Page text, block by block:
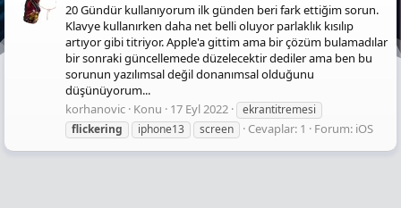
20 Gündür kullanıyorum ilk günden beri fark ettiğim sorun.
Klavye kullanırken daha net belli oluyor parlaklık kısılıp
artıyor gibi titriyor. Apple'a gittim ama bir çözüm bulamadılar
bir sonraki güncellemede düzelecektir dediler ama ben bu
sorunun yazılımsal değil donanımsal olduğunu
düşünüyorum...
korhanovic Konu 17 Eyl 2022
ekrantitremesi
flickering
iphone13 screen Cevaplar: 1 Forum: iOS